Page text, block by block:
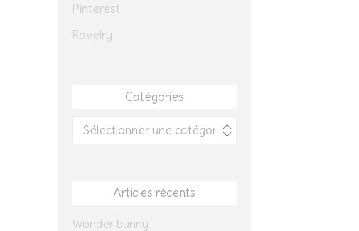
Pinterest
Ravelry
Catégories
Catégories
Articles récents
Wonder bunny